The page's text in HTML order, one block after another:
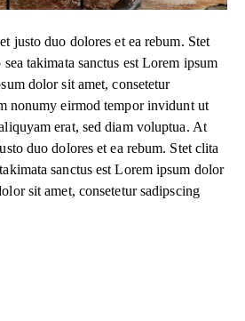
justo duo dolores et ea rebum. Stet
takimata sanctus est Lorem ipsum
dolor sit amet, consetetur
nonumy eirmod tempor invidunt ut
erat, sed diam voluptua. At
duo dolores et ea rebum. Stet clita
sanctus est Lorem ipsum dolor
sit amet, consetetur sadipscing